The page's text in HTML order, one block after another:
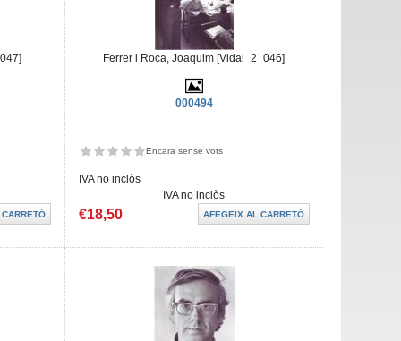
Ferrer i Roca, Joaquim [Vidal_2_046]
000494
Encara sense vots
IVA no inclòs
IVA no inclòs
€18,50